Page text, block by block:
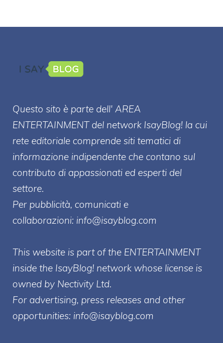
Questo sito è parte dell' AREA
ENTERTAINMENT del network IsayBlog! la cui
rete editoriale comprende siti tematici di
informazione indipendente che contano sul
contributo di appassionati ed esperti del
settore.
Per pubblicità, comunicati e
collaborazioni: info@isayblog.com
This website is part of the ENTERTAINMENT
inside the IsayBlog! network whose license is
owned by Nectivity Ltd.
For advertising, press releases and other
opportunities: info@isayblog.com